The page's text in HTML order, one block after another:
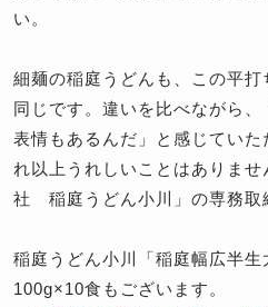
い。
細麺の稲庭うどんも、この平
同じです。違いを比べながら
表情もあるんだ」と感じていた
れ以上うれしいことはありま
社 稲庭うどん小川」の専務取
稲庭うどん小川「稲庭幅広半生
100g×10食もございます。